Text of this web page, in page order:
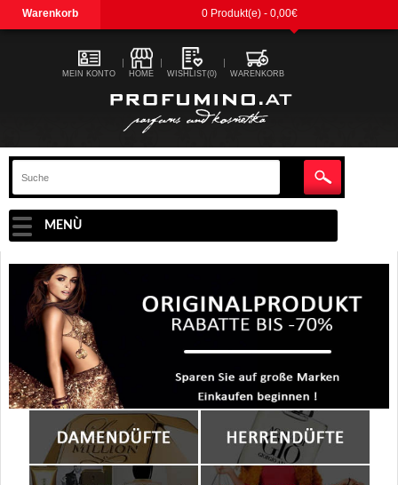
Warenkorb 0 Produkt(e) - 0,00€
MEIN KONTO HOME WISHLIST(0) WARENKORB
MENÙ